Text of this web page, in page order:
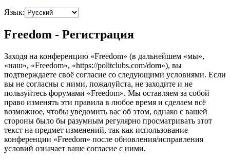
Язык:
Freedom - Регистрация
Заходя на конференцию «Freedom» (в дальнейшем «мы»,
«наш», «Freedom», «https://politclubs.com/dom»), вы
подтверждаете своё согласие со следующими условиями. Если
вы не согласны с ними, пожалуйста, не заходите и не
пользуйтесь форумами «Freedom». Мы оставляем за собой
право изменять эти правила в любое время и сделаем всё
возможное, чтобы уведомить вас об этом, однако с вашей
стороны было бы разумным регулярно просматривать этот
текст на предмет изменений, так как использование
конференции «Freedom» после обновления/исправления
условий означает ваше согласие с ними.